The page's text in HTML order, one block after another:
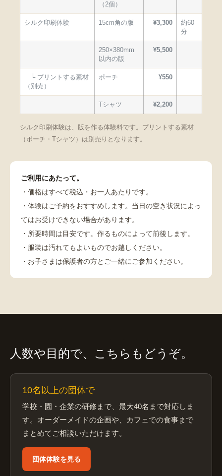
（2個）
シルク印刷体験 15cm角の版 ¥3,300
約60
分
250×380mm
以内の版
¥5,500
└ プリントする素材
（別売）
ポーチ ¥550
Tシャツ ¥2,200
シルク印刷体験は、版を作る体験料です。プリントする素材
（ポーチ・Tシャツ）は別売りとなります。
ご利用にあたって。
・価格はすべて税込・お一人あたりです。
・体験はご予約をおすすめします。当日の空き状況によっ
てはお受けできない場合があります。
・所要時間は目安です。作るものによって前後します。
・服装は汚れてもよいものでお越しください。
・お子さまは保護者の方とご一緒にご参加ください。
人数や目的で、こちらもどうぞ。
10名以上の団体で
学校・園・企業の研修まで、最大40名まで対応しま
す。オーダーメイドの企画や、カフェでの食事まで
まとめてご相談いただけます。
団体体験を見る